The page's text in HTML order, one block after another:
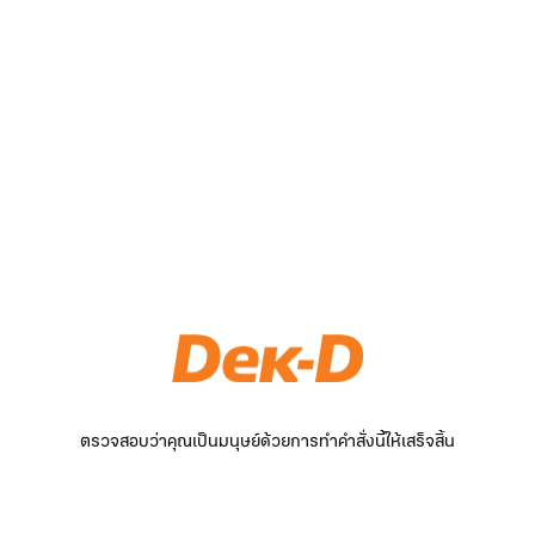
ตรวจสอบว่าคุณเป็นมนุษย์ด้วยการทำคำสั่งนี้ให้เสร็จสิ้น